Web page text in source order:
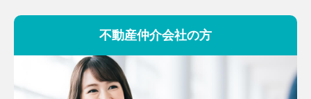
不動産仲介会社の方